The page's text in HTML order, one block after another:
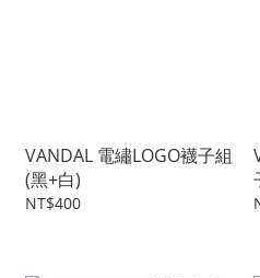
VANDAL 電繡LOGO襪子組
(黑+白)
NT$400